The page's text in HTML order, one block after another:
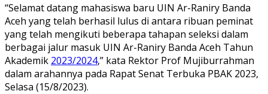
“Selamat datang mahasiswa baru UIN Ar-Raniry Banda
Aceh yang telah berhasil lulus di antara ribuan peminat
yang telah mengikuti beberapa tahapan seleksi dalam
berbagai jalur masuk UIN Ar-Raniry Banda Aceh Tahun
Akademik 2023/2024,” kata Rektor Prof Mujiburrahman
dalam arahannya pada Rapat Senat Terbuka PBAK 2023,
Selasa (15/8/2023).